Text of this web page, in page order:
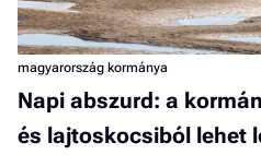
magyarország kormánya
Napi abszurd: a
és lajtoskocsiból lehet